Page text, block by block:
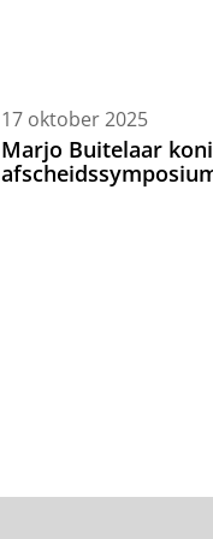
17 oktober 2025
Marjo Buitelaar